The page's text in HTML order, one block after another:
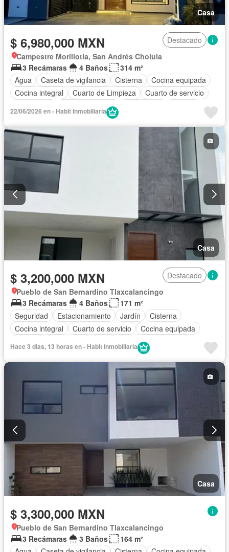
Casa
$ 6,980,000 MXN
Destacado
Campestre Morillotla, San Andrés Cholula
3 Recámaras
4 Baños
314 m²
Agua
Caseta de vigilancia Cisterna
Cocina equipada
Cocina integral
Cuarto de Limpieza
Cuarto de servicio
Estacionamiento
Recámara con closet
Zonas verdes
22/06/2026 en - Habit Inmobiliaria
Casa
$ 3,200,000 MXN
Destacado
Pueblo de San Bernardino Tlaxcalancingo
3 Recámaras
4 Baños
171 m²
Seguridad
Estacionamiento Jardín
Cisterna
Cocina integral
Cuarto de servicio
Cocina equipada
Cuarto de Limpieza
Recámara con closet
Hace 3 días, 13 horas en - Habit Inmobiliaria
Casa
$ 3,300,000 MXN
Pueblo de San Bernardino Tlaxcalancingo
3 Recámaras
3 Baños
164 m²